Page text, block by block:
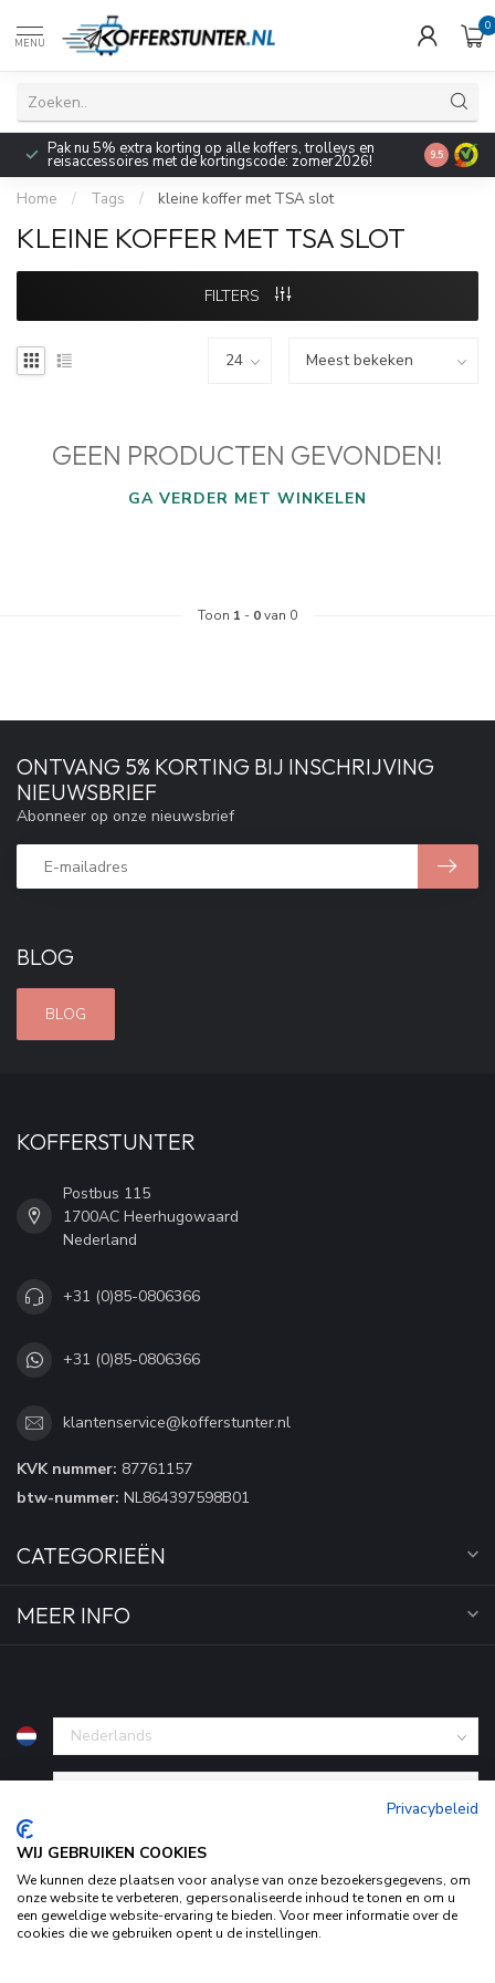
MENU
0
Pak nu 5% extra korting op alle koffers, trolleys en
reisaccessoires met de kortingscode: zomer2026! 9.5
Home / Tags / kleine koffer met TSA slot
KLEINE KOFFER MET TSA SLOT
FILTERS
GEEN PRODUCTEN GEVONDEN!
GA VERDER MET WINKELEN
Toon 1 - 0van 0
BLOG
BLOG
ONTVANG 5% KORTING BIJ INSCHRIJVING
NIEUWSBRIEF
Abonneer op onze nieuwsbrief
KOFFERSTUNTER
Postbus 115
1700AC Heerhugowaard
Nederland
+31 (0)85-0806366
+31 (0)85-0806366
klantenservice@kofferstunter.nl
KVK nummer: 87761157
btw-nummer: NL864397598B01
CATEGORIEËN
MEER INFO
Privacybeleid
WIJ GEBRUIKEN COOKIES
We kunnen deze plaatsen voor analyse van onze bezoekersgegevens, om
onze website te verbeteren, gepersonaliseerde inhoud te tonen en om u
een geweldige website-ervaring te bieden. Voor meer informatie over de
cookies die we gebruiken opent u de instellingen.